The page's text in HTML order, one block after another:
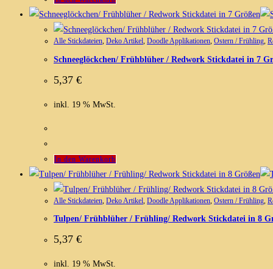
Alle Stickdateien, Deko Artikel, Doodle Applikationen, Ostern / Frühling,
Schneeglöckchen/ Frühblüher / Redwork Stickdatei in 7
5,37 €
inkl. 19 % MwSt.
In den Warenkorb
Alle Stickdateien Deko Artikel Doodle Applikationen Ostern / Frühling
Tulpen/ Frühblüher / Frühling/ Redwork Stickdatei in 8
5,37 €
inkl. 19 % MwSt.